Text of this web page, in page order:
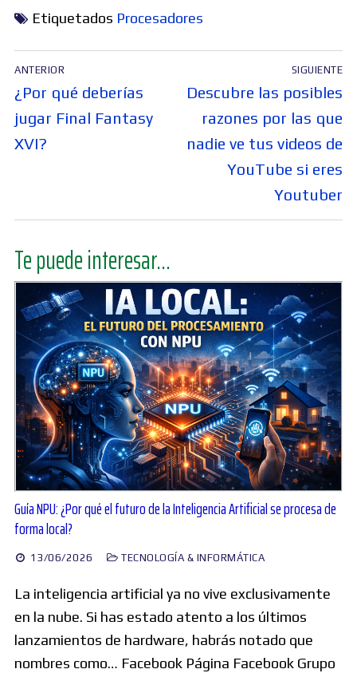
Etiquetados Procesadores
Navegación
de
entradas
ANTERIOR
Entrada
anterior:
¿Por qué deberías
jugar Final Fantasy
XVI?
SIGUIENTE
Entrada
siguiente:
Descubre las posibles
razones por las que
nadie ve tus videos de
YouTube si eres
Youtuber
Te puede interesar...
Guía NPU: ¿Por qué el futuro de la Inteligencia Artificial se procesa de
forma local?
13/06/2026 TECNOLOGÍA & INFORMÁTICA
La inteligencia artificial ya no vive exclusivamente
en la nube. Si has estado atento a los últimos
lanzamientos de hardware, habrás notado que
nombres como… Facebook Página Facebook Grupo